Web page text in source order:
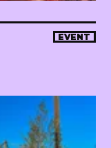
EVENT